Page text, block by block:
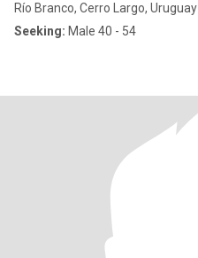
Río Branco, Cerro Largo, Uruguay
Seeking: Male 40 - 54